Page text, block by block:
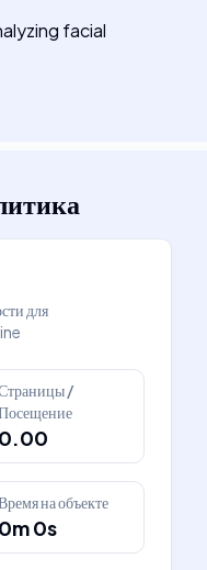
facial
для
/
0.00
на объекте
0m 0s